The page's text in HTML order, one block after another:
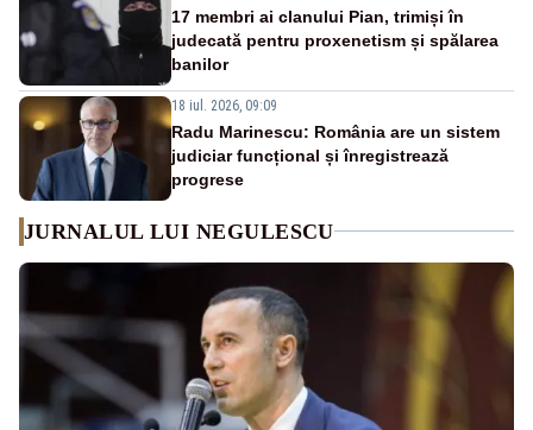
17 membri ai clanului Pian, trimiși în
judecată pentru proxenetism și spălarea
banilor
18 iul. 2026, 09:09
Radu Marinescu: România are un sistem
judiciar funcțional și înregistrează
progrese
JURNALUL LUI NEGULESCU